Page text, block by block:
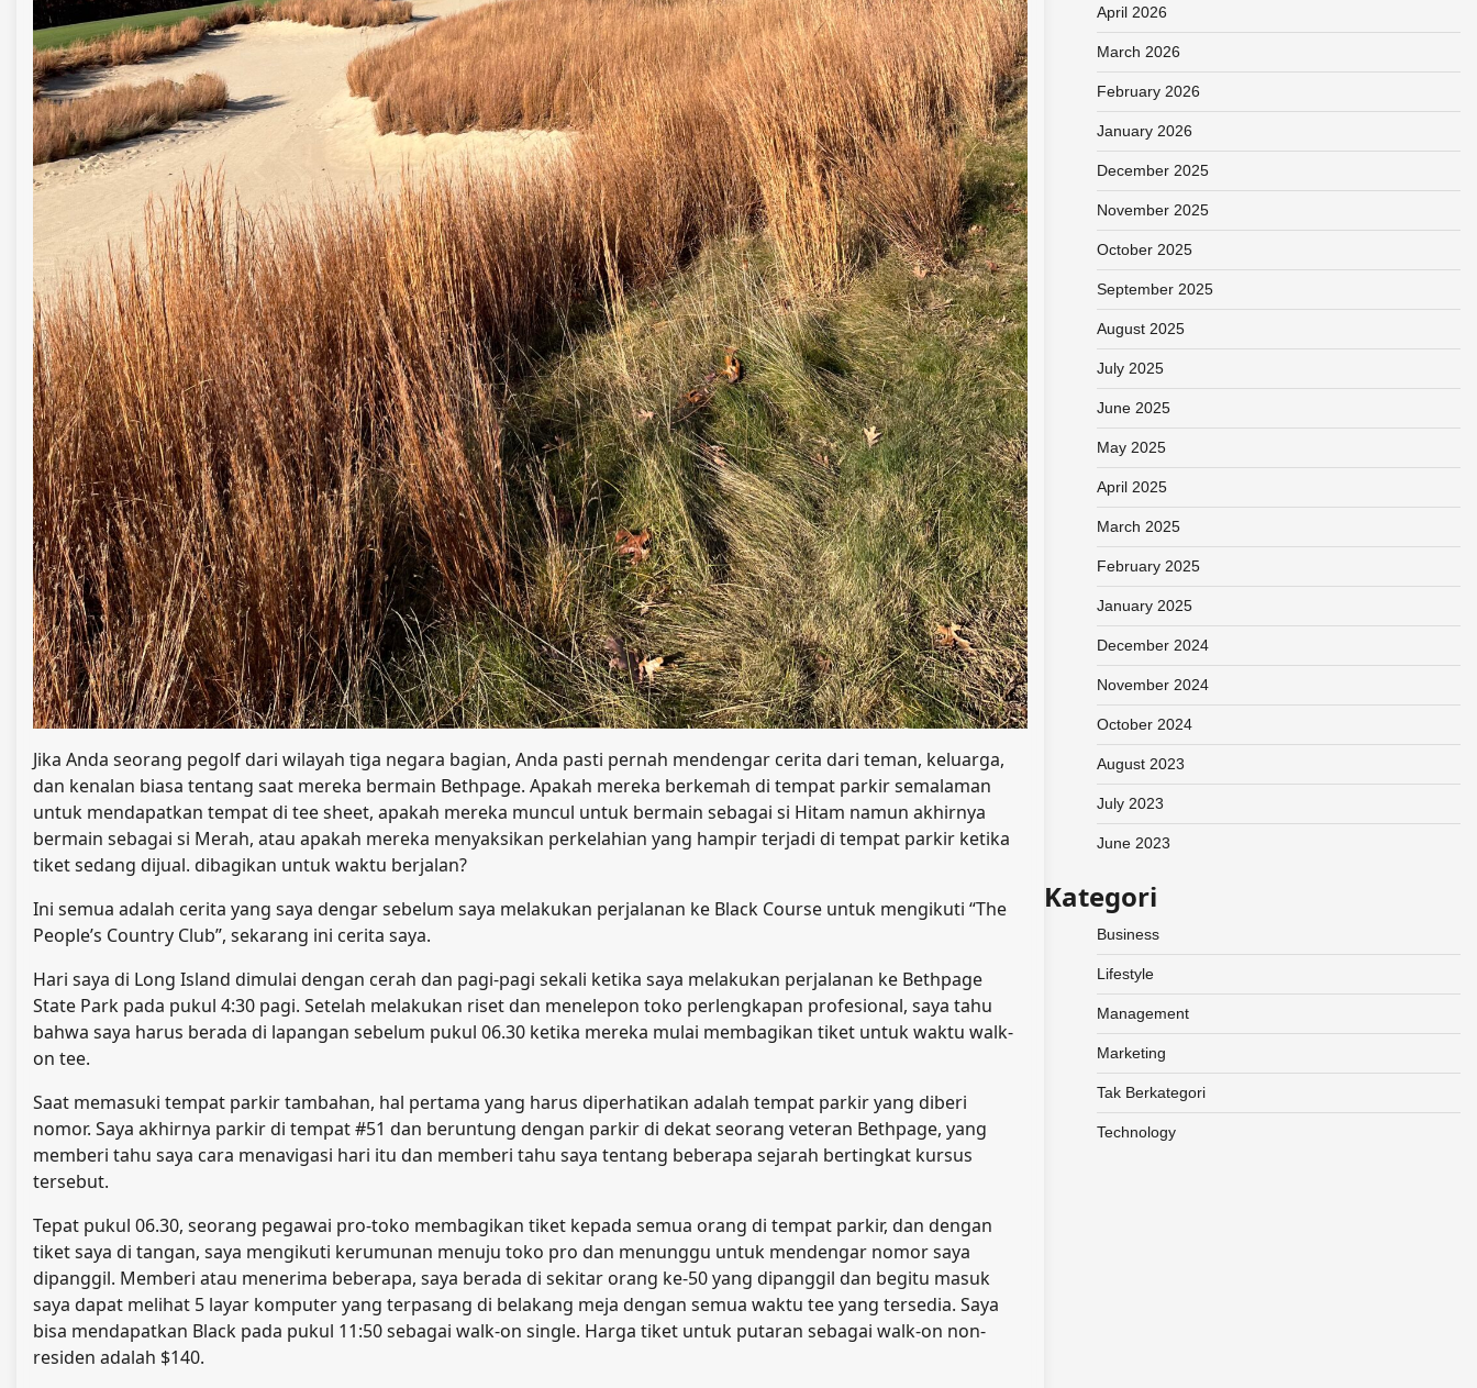
Jika Anda seorang pegolf dari wilayah tiga negara bagian, Anda pasti pernah mendengar cerita dari teman, keluarga,
dan kenalan biasa tentang saat mereka bermain Bethpage. Apakah mereka berkemah di tempat parkir semalaman
untuk mendapatkan tempat di tee sheet, apakah mereka muncul untuk bermain sebagai si Hitam namun akhirnya
bermain sebagai si Merah, atau apakah mereka menyaksikan perkelahian yang hampir terjadi di tempat parkir ketika
tiket sedang dijual. dibagikan untuk waktu berjalan?
Ini semua adalah cerita yang saya dengar sebelum saya melakukan perjalanan ke Black Course untuk mengikuti “The
People’s Country Club”, sekarang ini cerita saya.
Hari saya di Long Island dimulai dengan cerah dan pagi-pagi sekali ketika saya melakukan perjalanan ke Bethpage
State Park pada pukul 4:30 pagi. Setelah melakukan riset dan menelepon toko perlengkapan profesional, saya tahu
bahwa saya harus berada di lapangan sebelum pukul 06.30 ketika mereka mulai membagikan tiket untuk waktu walk-
on tee.
Saat memasuki tempat parkir tambahan, hal pertama yang harus diperhatikan adalah tempat parkir yang diberi
nomor. Saya akhirnya parkir di tempat #51 dan beruntung dengan parkir di dekat seorang veteran Bethpage, yang
memberi tahu saya cara menavigasi hari itu dan memberi tahu saya tentang beberapa sejarah bertingkat kursus
tersebut.
Tepat pukul 06.30, seorang pegawai pro-toko membagikan tiket kepada semua orang di tempat parkir, dan dengan
tiket saya di tangan, saya mengikuti kerumunan menuju toko pro dan menunggu untuk mendengar nomor saya
dipanggil. Memberi atau menerima beberapa, saya berada di sekitar orang ke-50 yang dipanggil dan begitu masuk
saya dapat melihat 5 layar komputer yang terpasang di belakang meja dengan semua waktu tee yang tersedia. Saya
bisa mendapatkan Black pada pukul 11:50 sebagai walk-on single. Harga tiket untuk putaran sebagai walk-on non-
residen adalah $140.
April 2026
March 2026
February 2026
January 2026
December 2025
November 2025
October 2025
September 2025
August 2025
July 2025
June 2025
May 2025
April 2025
March 2025
February 2025
January 2025
December 2024
November 2024
October 2024
August 2023
July 2023
June 2023
Kategori
Business
Lifestyle
Management
Marketing
Tak Berkategori
Technology